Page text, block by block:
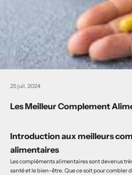
25 juil. 2024
Les Meilleur Complement
Introduction aux meilleurs
alimentaires
Les compléments alimentaires sont devenus
santé et le bien-être. Que ce soit pour combler